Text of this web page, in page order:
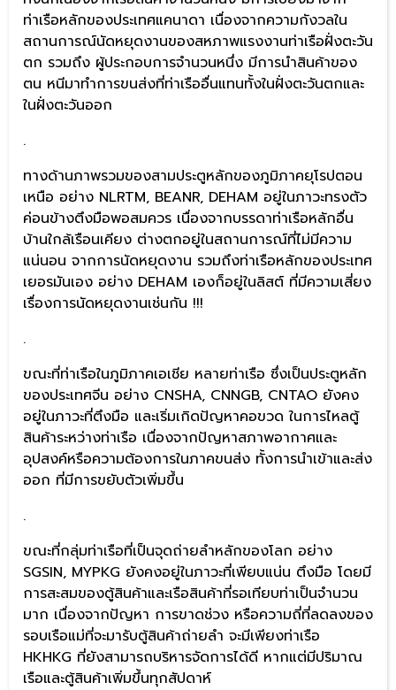
ท่าเรือหลักของประเทศแคนาดา เนื่องจากความกังวลใน
สถานการณ์นัดหยุดงานของสหภาพแรงงานท่าเรือฝั่งตะวัน
ตก รวมถึง ผู้ประกอบการจำนวนหนึ่ง มีการนำสินค้าของ
ตน หนีมาทำการขนส่งที่ท่าเรืออื่นแทนทั้งในฝั่งตะวันตกและ
ในฝั่งตะวันออก
.
ทางด้านภาพรวมของสามประตูหลักของภูมิภาคยุโรปตอน
เหนือ อย่าง NLRTM, BEANR, DEHAM อยู่ในภาวะทรงตัว
ค่อนข้างตึงมือพอสมควร เนื่องจากบรรดาท่าเรือหลักอื่น
บ้านใกล้เรือนเคียง ต่างตกอยู่ในสถานการณ์ที่ไม่มีความ
แน่นอน จากการนัดหยุดงาน รวมถึงท่าเรือหลักของประเทศ
เยอรมันเอง อย่าง DEHAM เองก็อยู่ในลิสต์ ที่มีความเสี่ยง
เรื่องการนัดหยุดงานเช่นกัน !!!
.
ขณะที่ท่าเรือในภูมิภาคเอเชีย หลายท่าเรือ ซึ่งเป็นประตูหลัก
ของประเทศจีน อย่าง CNSHA, CNNGB, CNTAO ยังคง
อยู่ในภาวะที่ตึงมือ และเริ่มเกิดปัญหาคอขวด ในการไหลตู้
สินค้าระหว่างท่าเรือ เนื่องจากปัญหาสภาพอากาศและ
อุปสงค์หรือความต้องการในภาคขนส่ง ทั้งการนำเข้าและส่ง
ออก ที่มีการขยับตัวเพิ่มขึ้น
.
ขณะที่กลุ่มท่าเรือที่เป็นจุดถ่ายลำหลักของโลก อย่าง
SGSIN, MYPKG ยังคงอยู่ในภาวะที่เพียบแน่น ตึงมือ โดยมี
การสะสมของตู้สินค้าและเรือสินค้าที่รอเทียบท่าเป็นจำนวน
มาก เนื่องจากปัญหา การขาดช่วง หรือความถี่ที่ลดลงของ
รอบเรือแม่ที่จะมารับตู้สินค้าถ่ายลำ จะมีเพียงท่าเรือ
HKHKG ที่ยังสามารถบริหารจัดการได้ดี หากแต่มีปริมาณ
เรือและตู้สินค้าเพิ่มขึ้นทุกสัปดาห์